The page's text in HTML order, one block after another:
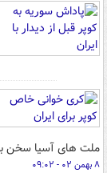
ملت های آسیا سخن
۸ بهمن ۰۲ - ۰۹:۰۲